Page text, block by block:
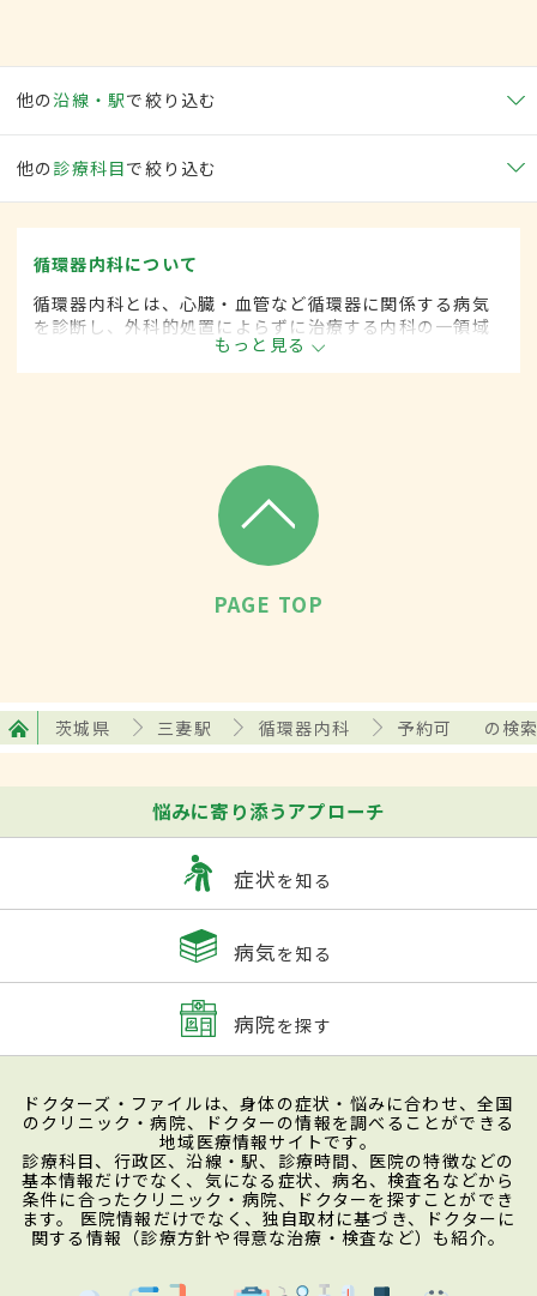
他の沿線・駅で絞り込む
他の 診療科目で絞り込む
循環器内科について
循環器内科とは、心臓・血管など循環器に関係する病気
を診断し、外科的処置によらずに治療する内科の一領域
です。平成20年4月の制度改正前は、循環器科と呼ばれ
ていました。
もっと見る
PAGE TOP
茨城県 三妻駅 循環器内科 予約可 の検
悩みに寄り添うアプローチ
症状を知る
病気を知る
病院を探す
ドクターズ・ファイルは、身体の症状・悩みに合わせ、全国
のクリニック・病院、ドクターの情報を調べることができる
地域医療情報サイトです。
診療科目、行政区、沿線・駅、診療時間、医院の特徴などの
基本情報だけでなく、気になる症状、病名、検査名などから
条件に合ったクリニック・病院、ドクターを探すことができ
ます。 医院情報だけでなく、独自取材に基づき、ドクターに
関する情報（診療方針や得意な治療・検査など）も紹介。